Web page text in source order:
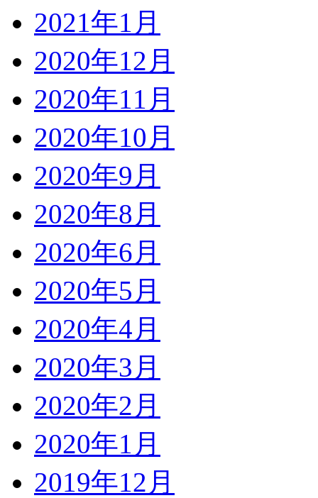
2021年1月
2020年12月
2020年11月
2020年10月
2020年9月
2020年8月
2020年6月
2020年5月
2020年4月
2020年3月
2020年2月
2020年1月
2019年12月